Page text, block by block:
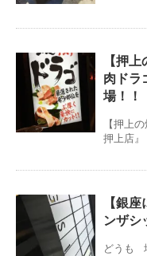
【押
肉ドラ
場！！
【押上
押上店
【銀
ンザシ
どうも